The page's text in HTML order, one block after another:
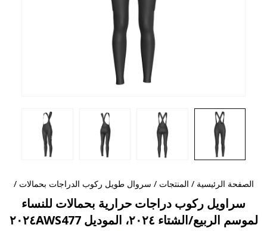
الصفحة الرئيسية / المنتجات / سروال طويل ركوب الدراجات بحمالات /
سراويل ركوب دراجات حرارية بحمالات للنساء
لموسم الربيع/الشتاء ٢٠٢٤، الموديل ٢٠٢٤AWS477